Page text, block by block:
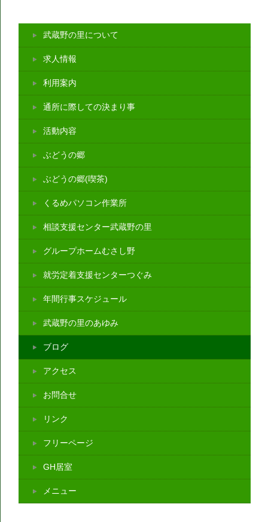
武蔵野の里について
求人情報
利用案内
通所に際しての決まり事
活動内容
ぶどうの郷
ぶどうの郷(喫茶)
くるめパソコン作業所
相談支援センター武蔵野の里
グループホームむさし野
就労定着支援センターつぐみ
年間行事スケジュール
武蔵野の里のあゆみ
ブログ
アクセス
お問合せ
リンク
フリーページ
GH居室
メニュー